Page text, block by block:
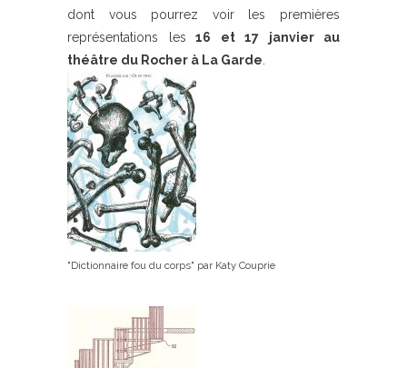
dont vous pourrez voir les premières
représentations les 16 et 17 janvier au
théâtre du Rocher à La Garde
"Dictionnaire fou du corps" par Katy Couprie